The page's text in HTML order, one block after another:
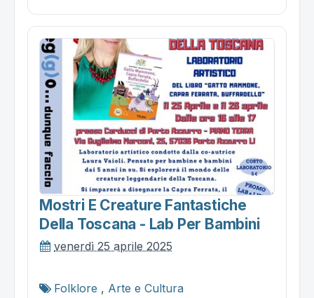
Mostri E Creature Fantastiche
Della Toscana - Lab Per Bambini
venerdì 25 aprile 2025
Folklore , Arte e Cultura